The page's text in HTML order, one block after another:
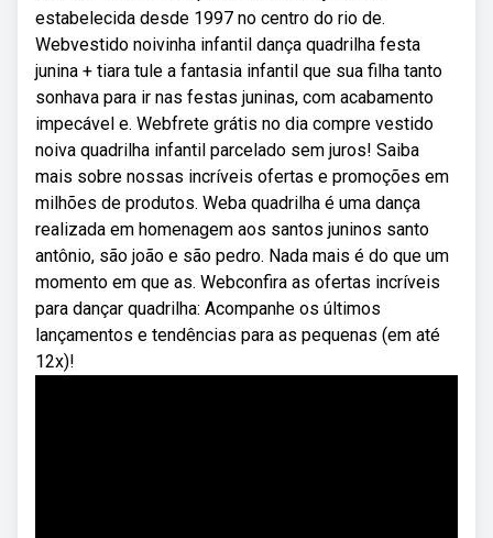
estabelecida desde 1997 no centro do rio de.
Webvestido noivinha infantil dança quadrilha festa
junina + tiara tule a fantasia infantil que sua filha tanto
sonhava para ir nas festas juninas, com acabamento
impecável e. Webfrete grátis no dia compre vestido
noiva quadrilha infantil parcelado sem juros! Saiba
mais sobre nossas incríveis ofertas e promoções em
milhões de produtos. Weba quadrilha é uma dança
realizada em homenagem aos santos juninos santo
antônio, são joão e são pedro. Nada mais é do que um
momento em que as. Webconfira as ofertas incríveis
para dançar quadrilha: Acompanhe os últimos
lançamentos e tendências para as pequenas (em até
12x)!